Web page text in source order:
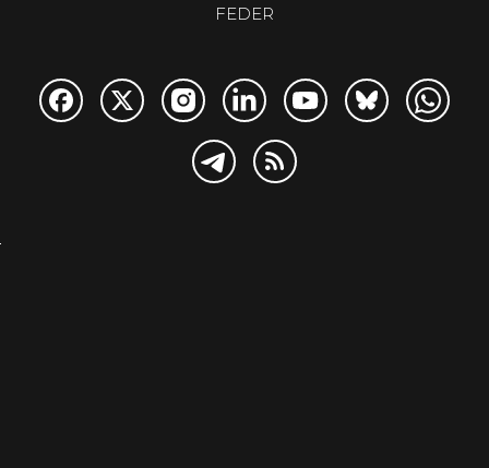
FEDER